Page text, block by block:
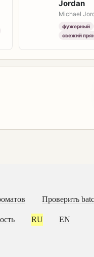
Jordan
Michael
фужерный
свежий
Проверить
RU EN